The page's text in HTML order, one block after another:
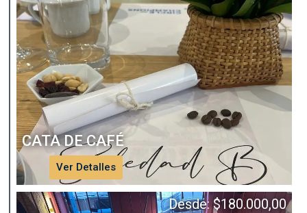
CATA DE CAFÉ
Ver Detalles
Desde:$180.000,00